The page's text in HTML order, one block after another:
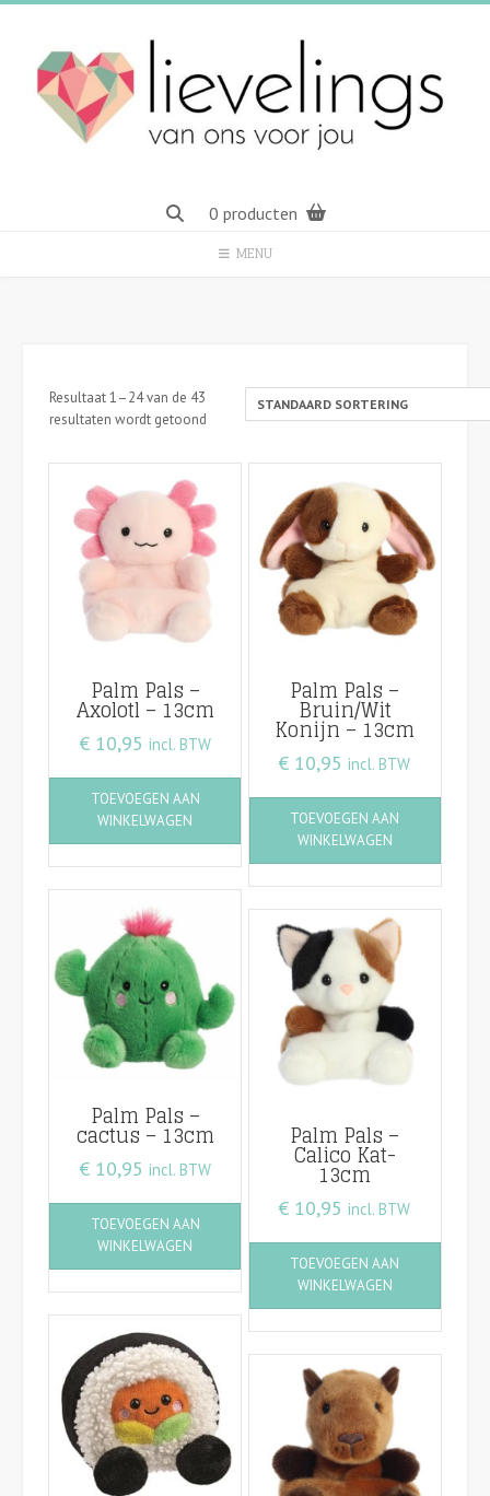
Spring
inhoud
0 producten
MENU
Resultaat 1–24 van de 43
resultaten wordt getoond
Palm Pals –
Axolotl – 13cm
€10,95 incl. BTW
TOEVOEGEN AAN
WINKELWAGEN
Palm Pals –
Bruin/Wit
Konijn – 13cm
€ 10,95 incl. BTW
TOEVOEGEN AAN
WINKELWAGEN
Palm Pals –
cactus – 13cm
€10,95 incl. BTW
TOEVOEGEN AAN
WINKELWAGEN
Palm Pals –
Calico Kat-
13cm
€ 10,95 incl. BTW
TOEVOEGEN AAN
WINKELWAGEN